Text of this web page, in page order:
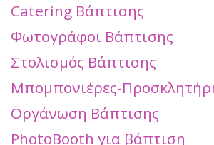
Catering Βάπτισης
Φωτογράφοι Βάπτισης
Στολισμός Βάπτισης
Μπομπονιέρες-
Οργάνωση Βάπτισης
PhotoBooth για βάπτιση